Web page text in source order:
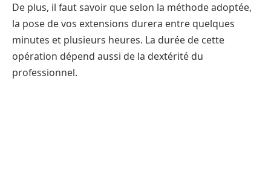
De plus, il faut savoir que selon la méthode adoptée,
la pose de vos extensions durera entre quelques
minutes et plusieurs heures. La durée de cette
opération dépend aussi de la dextérité du
professionnel.